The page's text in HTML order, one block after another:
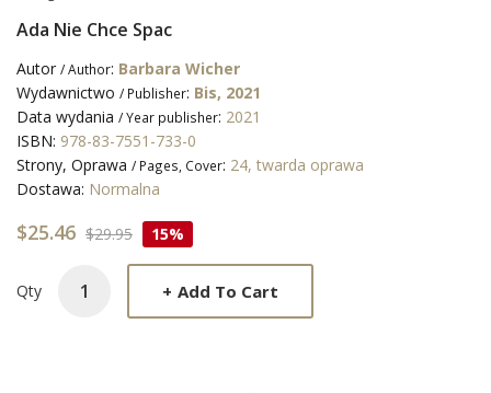
Ada Nie Chce Spac
Autor / Author: Barbara Wicher
Wydawnictwo / Publisher: Bis, 2021
Data wydania / Year publisher: 2021
ISBN: 978-83-7551-733-0
Strony, Oprawa / Pages, Cover: 24, twarda oprawa
Dostawa: Normalna
$25.46 $29.95 15%
Qty + Add To Cart